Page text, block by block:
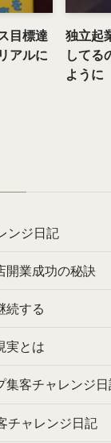
目標達
アルに
独立起
してる
ように
ンジ日記
開業成功の秘訣
続する
実とは
集客チャレンジ
チャレンジ日記